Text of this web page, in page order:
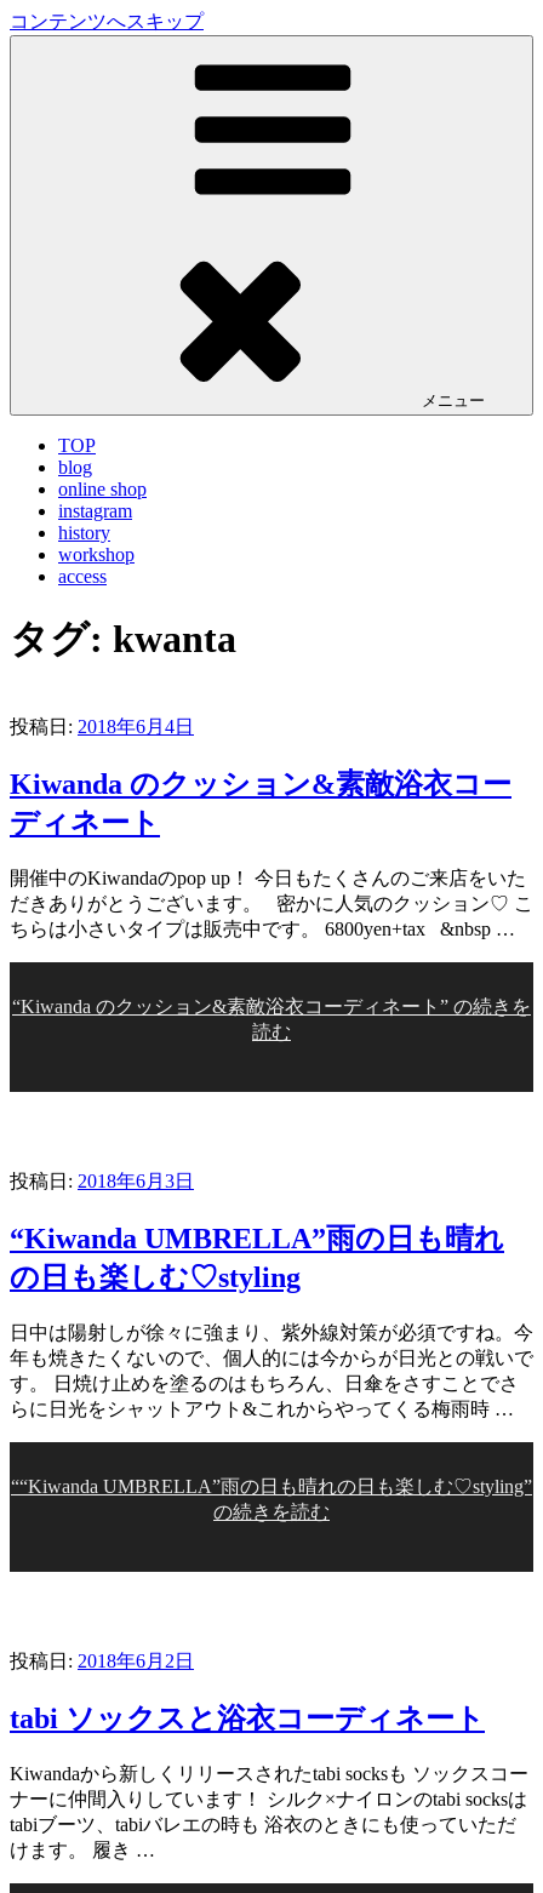
コンテンツへスキップ
LA VILLA ROUGE Blog
メニュー
TOP
blog
online shop
instagram
history
workshop
access
タグ: kwanta
投稿日: 2018年6月4日
Kiwanda のクッション&素敵浴衣コー
ディネート
開催中のKiwandaのpop up！ 今日もたくさんのご来店をいた
だきありがとうございます。 密かに人気のクッション♡ こ
ちらは小さいタイプは販売中です。 6800yen+tax &nbsp …
“Kiwanda のクッション&素敵浴衣コーディネート” の続きを
読む
投稿日: 2018年6月3日
“Kiwanda UMBRELLA”雨の日も晴れ
の日も楽しむ♡styling
日中は陽射しが徐々に強まり、紫外線対策が必須ですね。今
年も焼きたくないので、個人的には今からが日光との戦いで
す。 日焼け止めを塗るのはもちろん、日傘をさすことでさ
らに日光をシャットアウト&これからやってくる梅雨時 …
““Kiwanda UMBRELLA”雨の日も晴れの日も楽しむ♡styling”
の続きを読む
投稿日: 2018年6月2日
tabi ソックスと浴衣コーディネート
Kiwandaから新しくリリースされたtabi socksも ソックスコー
ナーに仲間入りしています！ シルク×ナイロンのtabi socksは
tabiブーツ、tabiバレエの時も 浴衣のときにも使っていただ
けます。 履き …